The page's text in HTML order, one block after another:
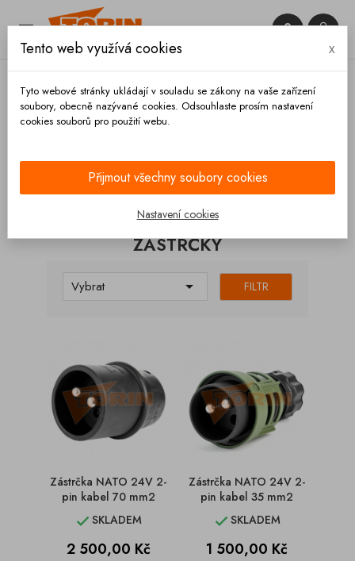
 

KATEGORIE
ZÁSTRČKY
Vybrat  FILTR
Zástrčka NATO 24V 2-
pin kabel 70 mm2
SKLADEM
Cena
2 500,00 Kč
Zástrčka NATO 24V 2-
pin kabel 35 mm2
SKLADEM
Cena
1 500,00 Kč
Tento web využívá cookies x
Tyto webové stránky ukládají v souladu se zákony na vaše zařízení
soubory, obecně nazývané cookies. Odsouhlaste prosím nastavení
cookies souborů pro použití webu.
Přijmout všechny soubory cookies
Nastavení cookies